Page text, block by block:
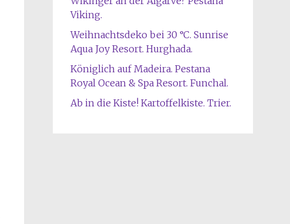
Viking.
Weihnachtsdeko bei 30 °C. Sunrise
Aqua Joy Resort. Hurghada.
Königlich auf Madeira. Pestana
Royal Ocean & Spa Resort. Funchal.
Ab in die Kiste! Kartoffelkiste. Trier.